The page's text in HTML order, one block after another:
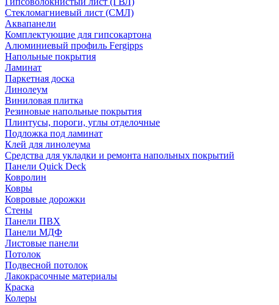
Стекломагниевый лист (СМЛ)
Аквапанели
Комплектующие для гипсокартона
Алюминиевый профиль Fergipps
Напольные покрытия
Ламинат
Паркетная доска
Линолеум
Виниловая плитка
Резиновые напольные покрытия
Плинтусы, пороги, углы отделочные
Подложка под ламинат
Клей для линолеума
Средства для укладки и ремонта напольных покрытий
Панели Quick Deck
Ковролин
Ковры
Ковровые дорожки
Стены
Панели ПВХ
Панели МДФ
Листовые панели
Потолок
Подвесной потолок
Лакокрасочные материалы
Краска
Колеры